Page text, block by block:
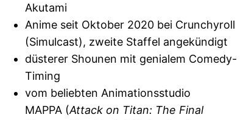
Akutami
Anime seit Oktober 2020 bei Crunchyroll
(Simulcast), zweite Staffel angekündigt
düsterer Shounen mit genialem Comedy-
Timing
vom beliebten Animationsstudio
MAPPA (Attack on Titan: The Final